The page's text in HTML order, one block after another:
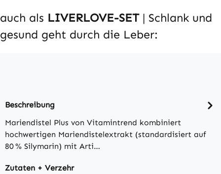
auch als LIVERLOVE-SET| Schlank und
gesund geht durch die Leber:
Beschreibung
Mariendistel Plus von Vitamintrend kombiniert
hochwertigen Mariendistelextrakt (standardisiert auf
80 % Silymarin) mit Arti…
Zutaten + Verzehr